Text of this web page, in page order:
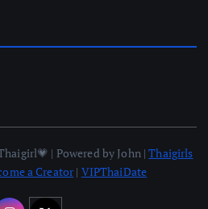
| Powered by John |Thaigirls
a Creator| VIPThaiDate